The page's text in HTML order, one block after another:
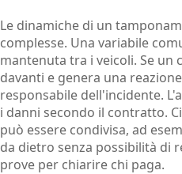
Le dinamiche di un
complesse. Una variabile
mantenuta tra i veicoli. Se un
davanti e genera una
responsabile dell'incidente.
i danni secondo il contratto.
può essere condivisa, ad
da dietro senza possibilità di
prove per chiarire chi paga.